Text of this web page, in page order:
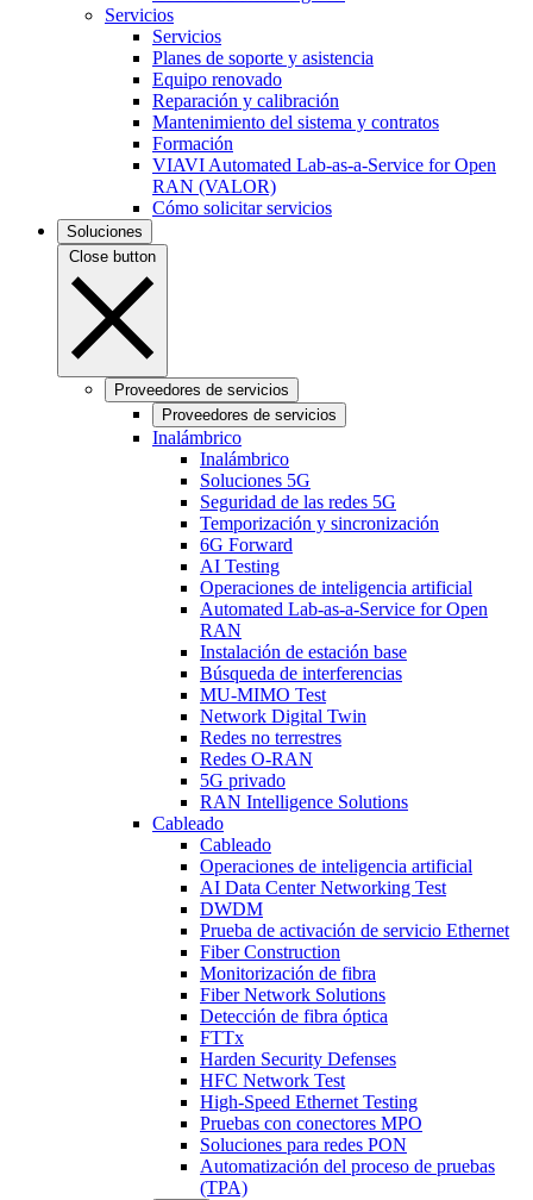
Servicios
Servicios
Planes de soporte y asistencia
Equipo renovado
Reparación y calibración
Mantenimiento del sistema y contratos
Formación
VIAVI Automated Lab-as-a-Service for Open
RAN (VALOR)
Cómo solicitar servicios
Soluciones
Close button
Proveedores de servicios
Proveedores de servicios
Inalámbrico
Inalámbrico
Soluciones 5G
Seguridad de las redes 5G
Temporización y sincronización
6G Forward
AI Testing
Operaciones de inteligencia artificial
Automated Lab-as-a-Service for Open
RAN
Instalación de estación base
Búsqueda de interferencias
MU-MIMO Test
Network Digital Twin
Redes no terrestres
Redes O-RAN
5G privado
RAN Intelligence Solutions
Cableado
Cableado
Operaciones de inteligencia artificial
AI Data Center Networking Test
DWDM
Prueba de activación de servicio Ethernet
Fiber Construction
Monitorización de fibra
Fiber Network Solutions
Detección de fibra óptica
FTTx
Harden Security Defenses
HFC Network Test
High-Speed Ethernet Testing
Pruebas con conectores MPO
Soluciones para redes PON
Automatización del proceso de pruebas
(TPA)